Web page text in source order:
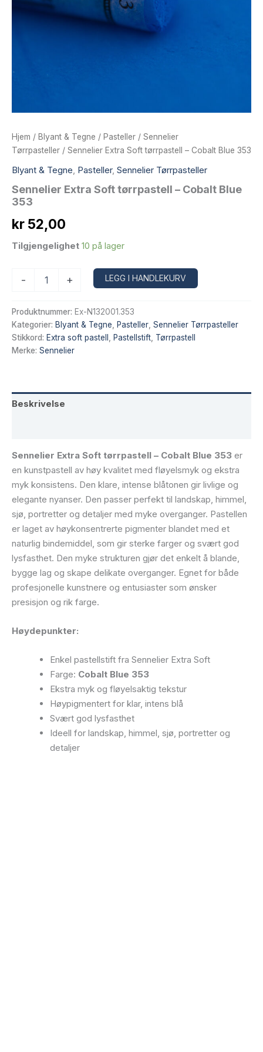
Hjem / Blyant & Tegne / Pasteller / Sennelier
Tørrpasteller / Sennelier Extra Soft tørrpastell – Cobalt Blue 353
Blyant & Tegne, Pasteller, Sennelier Tørrpasteller
Sennelier Extra Soft tørrpastell – Cobalt Blue
353
kr 52,00
Tilgjengelighet 10 på lager
-
tørrpastell
–
Cobalt
Blue
353
+ LEGG I HANDLEKURV
Produktnummer: Ex-N132001.353
Kategorier: Blyant & Tegne Pasteller Sennelier Tørrpasteller
Stikkord: Extra soft pastell Pastellstift Tørrpastell
Merke: Sennelier
Beskrivelse
Sennelier Extra Soft tørrpastell – Cobalt Blue 353 er
en kunstpastell av høy kvalitet med fløyelsmyk og ekstra
myk konsistens. Den klare, intense blåtonen gir livlige og
elegante nyanser. Den passer perfekt til landskap, himmel,
sjø, portretter og detaljer med myke overganger. Pastellen
er laget av høykonsentrerte pigmenter blandet med et
naturlig bindemiddel, som gir sterke farger og svært god
lysfasthet. Den myke strukturen gjør det enkelt å blande,
bygge lag og skape delikate overganger. Egnet for både
profesjonelle kunstnere og entusiaster som ønsker
presisjon og rik farge.
Høydepunkter:
Enkel pastellstift fra Sennelier Extra Soft
Farge: Cobalt Blue 353
Ekstra myk og fløyelsaktig tekstur
Høypigmentert for klar, intens blå
Svært god lysfasthet
Ideell for landskap, himmel, sjø, portretter og
detaljer